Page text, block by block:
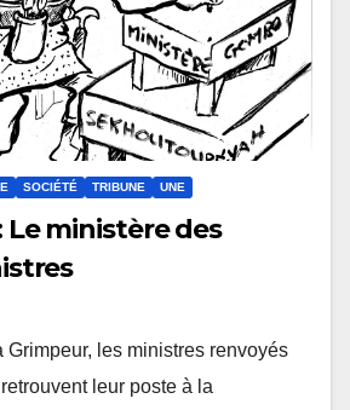
SOCIÉTÉ TRIBUNE UNE
Le ministère des
Grimpeur, les ministres renvoyés
leur poste à la